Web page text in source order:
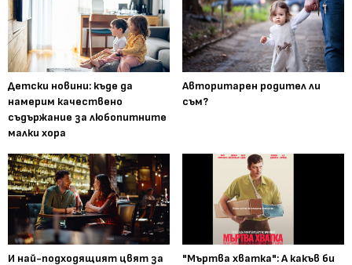
Детски новини: къде да
намерим качествено
съдържание за любопитните
малки хора
Авторитарен родител ли
съм?
И най-подходящият цвят за "Мъртва хватка": А какъв би